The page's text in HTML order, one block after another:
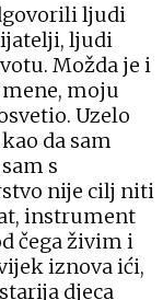
ljudi
ljudi
Možda je i
moju
Uzelo
da sam
s
nije cilj niti
instrument
čega živim i
iznova ići,
djeca